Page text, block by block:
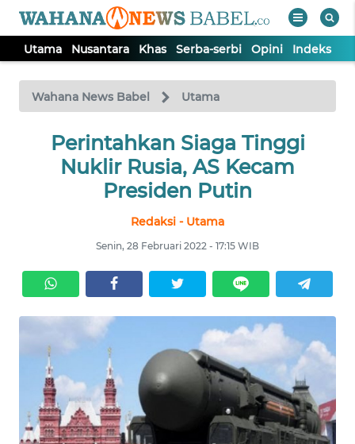
Utama Nusantara Khas Serba-serbi Opini Indeks
Wahana News Babel Utama
Perintahkan Siaga Tinggi
Nuklir Rusia, AS Kecam
Presiden Putin
Redaksi - Utama
Senin, 28 Februari 2022 - 17:15 WIB
TV
Tutup
UTAMA
SERBA-
SERBI
Informasi
INDEKS
BERITA